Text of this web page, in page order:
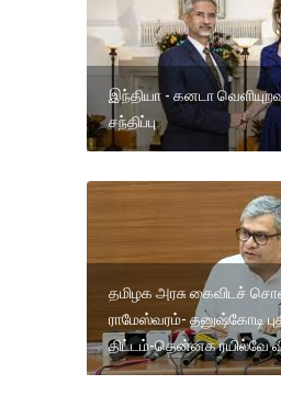
இந்தியா - கனடா
சந்திப்பு
தமிழக அரசு கைவிடச்
ராமேஸ்வரம்- தனுஷ்கோடி
திட்டம்-தென்னக ரயில்வே